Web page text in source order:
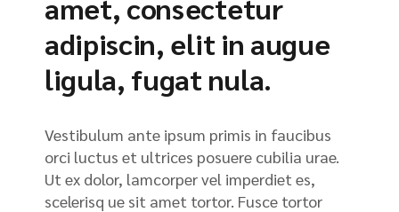
amet, consectetur
adipiscin, elit in augue
ligula, fugat nula.
Vestibulum ante ipsum primis in faucibus
orci luctus et ultrices posuere cubilia urae.
Ut ex dolor, lamcorper vel imperdiet es,
scelerisq ue sit amet tortor. Fusce tortor